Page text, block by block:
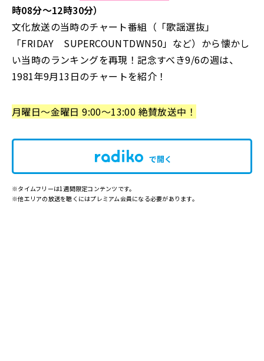
時08分～12時30分）
文化放送の当時のチャート番組（「歌謡選抜」
「FRIDAY SUPERCOUNTDWN50」など）から懐かし
い当時のランキングを再現！記念すべき9/6の週は、
1981年9月13日のチャートを紹介！
月曜日～金曜日 9:00～13:00 絶賛放送中！
で開く
※タイムフリーは1週間限定コンテンツです。
※他エリアの放送を聴くにはプレミアム会員になる必要があります。